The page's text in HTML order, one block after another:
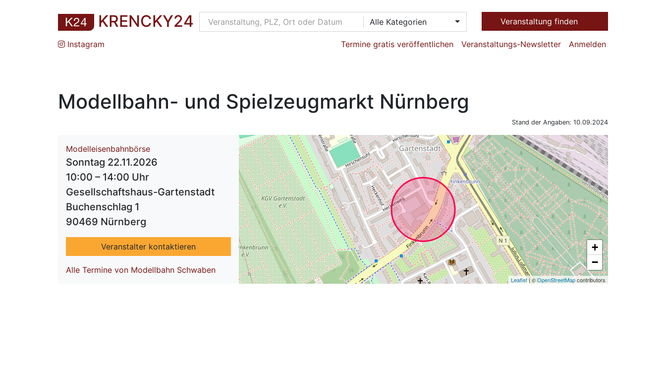
KRENCKY24 Alle Kategorien Veranstaltung finden
Instagram Termine gratis veröffentlichen Veranstaltungs-Newsletter Anmelden
Modellbahn- und Spielzeugmarkt Nürnberg
Stand der Angaben: 10.09.2024
Modelleisenbahnbörse
Sonntag 22.11.2026
10:00 – 14:00 Uhr
Gesellschaftshaus-Gartenstadt
Buchenschlag 1
90469 Nürnberg
Veranstalter kontaktieren
Alle Termine von Modellbahn Schwaben
+
−
Leaflet| ©OpenStreetMapcontributors